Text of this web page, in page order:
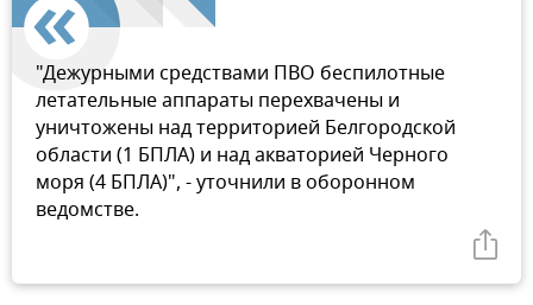
"Дежурными средствами ПВО беспилотные
летательные аппараты перехвачены и
уничтожены над территорией Белгородской
области (1 БПЛА) и над акваторией Черного
моря (4 БПЛА)", - уточнили в оборонном
ведомстве.